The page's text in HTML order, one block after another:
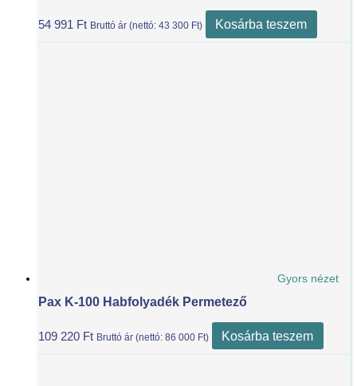
54 991 Ft Bruttó ár (nettó: 43 300 Ft) Kosárba teszem
Gyors nézet
Pax K-100 Habfolyadék Permetező
109 220 Ft Bruttó ár (nettó: 86 000 Ft) Kosárba teszem